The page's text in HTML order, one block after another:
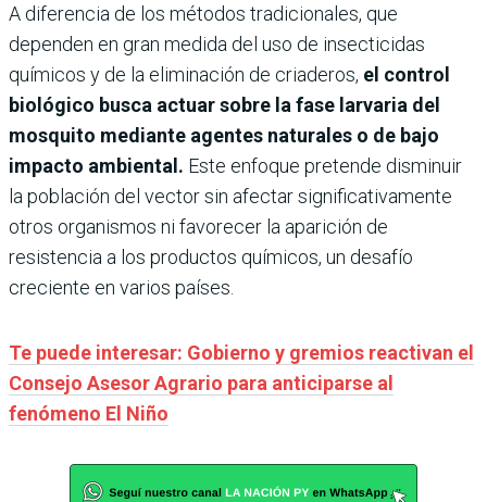
A diferencia de los métodos tradicionales, que
dependen en gran medida del uso de insecticidas
químicos y de la eliminación de criaderos, el control
biológico busca actuar sobre la fase larvaria del
mosquito mediante agentes naturales o de bajo
impacto ambiental. Este enfoque pretende disminuir
la población del vector sin afectar significativamente
otros organismos ni favorecer la aparición de
resistencia a los productos químicos, un desafío
creciente en varios países.
Te puede interesar: Gobierno y gremios reactivan el
Consejo Asesor Agrario para anticiparse al
fenómeno El Niño